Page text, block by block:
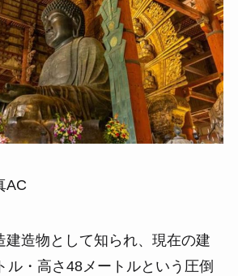
AC
建造物として知られ、現在の建
ル・高さ48メートルという圧倒